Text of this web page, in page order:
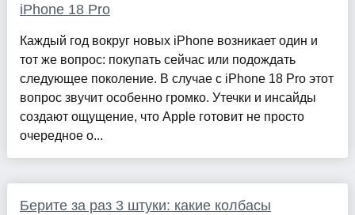
iPhone 18 Pro
Каждый год вокруг новых iPhone возникает один и
тот же вопрос: покупать сейчас или подождать
следующее поколение. В случае с iPhone 18 Pro этот
вопрос звучит особенно громко. Утечки и инсайды
создают ощущение, что Apple готовит не просто
очередное о...
Берите за раз 3 штуки: какие колбасы